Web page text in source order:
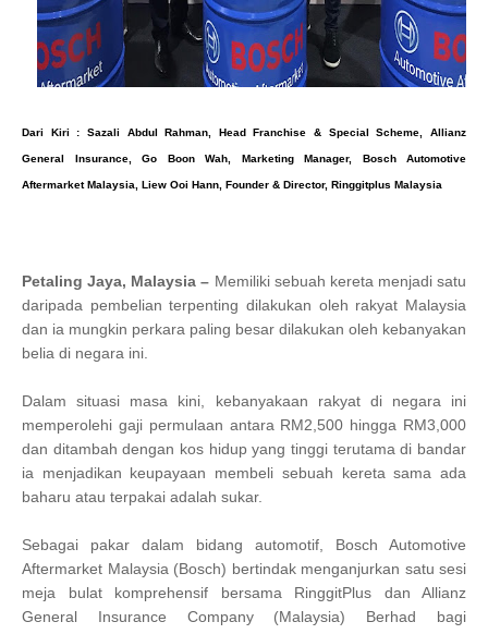
Dari Kiri : Sazali Abdul Rahman, Head Franchise & Special Scheme, Allianz
General Insurance, Go Boon Wah, Marketing Manager, Bosch Automotive
Aftermarket Malaysia, Liew Ooi Hann, Founder & Director, Ringgitplus Malaysia
Petaling Jaya, Malaysia – Memiliki sebuah kereta menjadi satu
daripada pembelian terpenting dilakukan oleh rakyat Malaysia
dan ia mungkin perkara paling besar dilakukan oleh kebanyakan
belia di negara ini.
Dalam situasi masa kini, kebanyakaan rakyat di negara ini
memperolehi gaji permulaan antara RM2,500 hingga RM3,000
dan ditambah dengan kos hidup yang tinggi terutama di bandar
ia menjadikan keupayaan membeli sebuah kereta sama ada
baharu atau terpakai adalah sukar.
Sebagai pakar dalam bidang automotif, Bosch Automotive
Aftermarket Malaysia (Bosch) bertindak menganjurkan satu sesi
meja bulat komprehensif bersama RinggitPlus dan Allianz
General Insurance Company (Malaysia) Berhad bagi